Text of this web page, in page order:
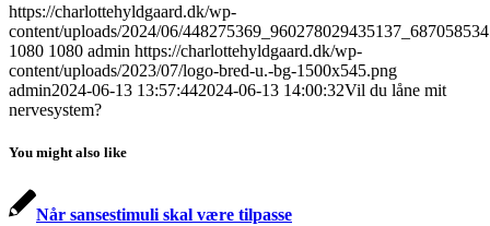
https://charlottehyldgaard.dk/wp-
content/uploads/2024/06/
1080 1080 admin https://charlottehyldgaard.dk/wp-
content/uploads/2023/07/logo-bred-u.-bg-1500x545.png
admin2024-06-13 13:57:442024-06-13 14:00:32Vil du låne mit
nervesystem?
You might also like
Når sansestimuli skal være tilpasse